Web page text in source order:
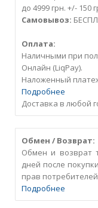
до 4999 грн. +/- 150
Самовывоз:
Оплата:
Наличными при
Онлайн (LiqPay).
Наложенный
Подробнее
Доставка в любой
Обмен / Возврат:
Обмен и возврат
дней после
прав
Подробнее